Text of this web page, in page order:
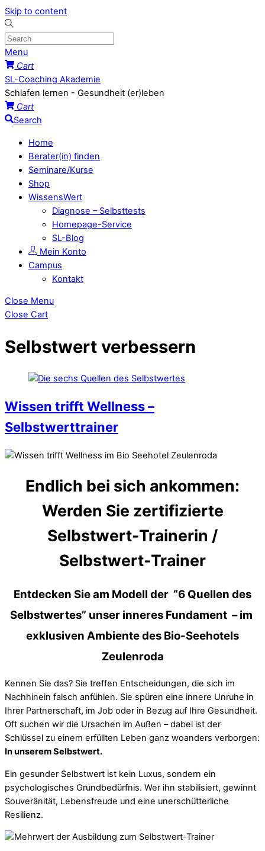
Skip to content
Menu
Cart
SL-Coaching Akademie
Schlafen lernen - Gesundheit (er)leben
Cart
Search
Home
Berater(in) finden
Seminare/Kurse
Shop
WissensWert
Diagnose – Selbsttests
Homepage-Service
SL-Blog
Mein Konto
Campus
Kontakt
Close Menu
Close Cart
Selbstwert verbessern
Wissen trifft Wellness –
Selbstwerttrainer
Endlich bei sich ankommen:
Werden Sie zertifizierte
Selbstwert-Trainerin /
Selbstwert-Trainer
Entdecken Sie am Modell der “6 Quellen des
Selbstwertes” unser inneres Fundament – im
exklusiven Ambiente des Bio-Seehotels
Zeulenroda
Kennen Sie das? Sie treffen Entscheidungen, die sich im
Nachhinein falsch anfühlen. Sie spüren eine innere Unruhe in
Ihrer Partnerschaft, im Job oder in Bezug auf Ihre Gesundheit.
Oft suchen wir die Ursachen im Außen – dabei ist der
Schlüssel zu einem erfüllten Leben ganz woanders verborgen:
In unserem Selbstwert.
Ein gesunder Selbstwert ist kein Luxus, sondern ein
psychologisches Grundbedürfnis. Wer ihn stabilisiert, gewinnt
Souveränität, Lebensfreude und eine unerschütterliche
Resilienz.